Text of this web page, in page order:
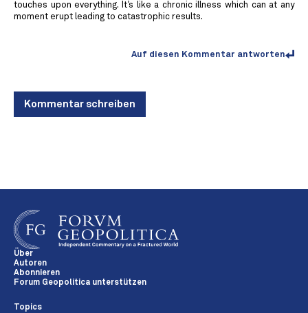
touches upon everything. It’s like a chronic illness which can at any
moment erupt leading to catastrophic results.
Auf diesen Kommentar antworten
Kommentar schreiben
Über
Autoren
Abonnieren
Forum Geopolitica unterstützen
Topics